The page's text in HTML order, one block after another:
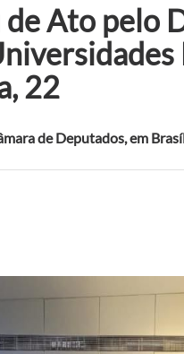
Ato pelo
22
de Deputados, em